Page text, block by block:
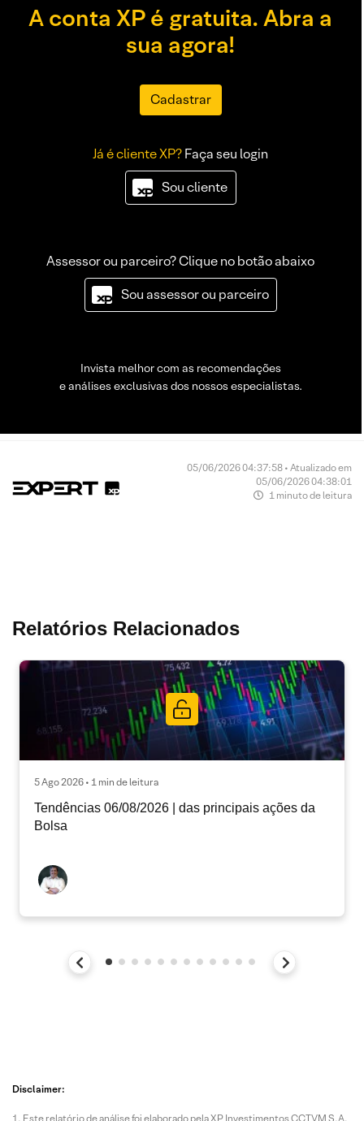
A conta XP é gratuita. Abra a
sua agora!
Cadastrar
Já é cliente XP?Faça seu login
Sou cliente
Assessor ou parceiro? Clique no botão abaixo
Sou assessor ou parceiro
Invista melhor com as recomendações
e análises exclusivas dos nossos especialistas.
05/06/2026 04:37:58 • Atualizado em
05/06/2026 04:38:01
1 minuto de leitura
Relatórios Relacionados
5 Ago 2026 • 1 min de leitura
Tendências 06/08/2026 | das principais ações da
Bolsa
Disclaimer:
Este relatório de análise foi elaborado pela XP Investimentos CCTVM S.A.